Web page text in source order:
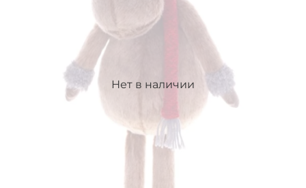
Нет в наличии